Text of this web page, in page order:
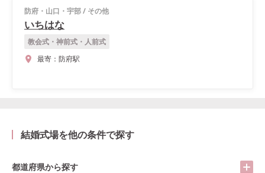
防府・山口・宇部/ その他
いちはな
教会式・神前式・人前式
最寄： 防府駅
結婚式場を他の条件で探す
都道府県から探す